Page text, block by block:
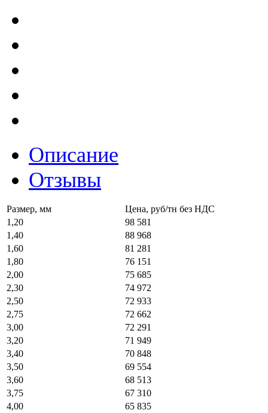
Описание
Отзывы
Размер, мм
Цена, руб/тн без НДС
1,20
98 581
1,40
88 968
1,60
81 281
1,80
76 151
2,00
75 685
2,30
74 972
2,50
72 933
2,75
72 662
3,00
72 291
3,20
71 949
3,40
70 848
3,50
69 554
3,60
68 513
3,75
67 310
4,00
65 835